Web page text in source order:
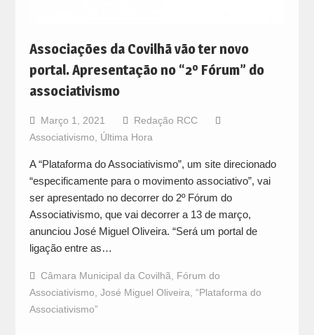
Associações da Covilhã vão ter novo
portal. Apresentação no “2º Fórum” do
associativismo
Março 1, 2021
Redação RCC
Associativismo
Última Hora
A “Plataforma do Associativismo”, um site direcionado
“especificamente para o movimento associativo”, vai
ser apresentado no decorrer do 2º Fórum do
Associativismo, que vai decorrer a 13 de março,
anunciou José Miguel Oliveira. “Será um portal de
ligação entre as…
Câmara Municipal da Covilhã
Fórum do
Associativismo José Miguel Oliveira “Plataforma do
Associativismo”